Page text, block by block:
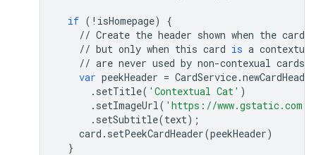
if ( ! isHomepage)
{
// Create the header shown when the card
// but only when this card is a contextual
// are never used by non-contexual cards
var peekHeader = CardService.newCardHeader
. setTitle( 'Contextual Cat' )
. setImageUrl( 'https://www.gstatic.com/
. setSubtitle(text);
card . setPeekCardHeader(peekHeader)
}